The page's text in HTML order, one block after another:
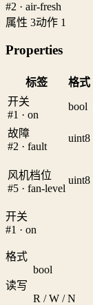
#2 · air-fresh
属性 3动作 1
Properties
标签 格式
开关
#1 · on
bool
故障
#2 · fault
uint8
风机档位
#5 · fan-level
uint8
开关
#1 · on
格式
bool
读写
R / W / N